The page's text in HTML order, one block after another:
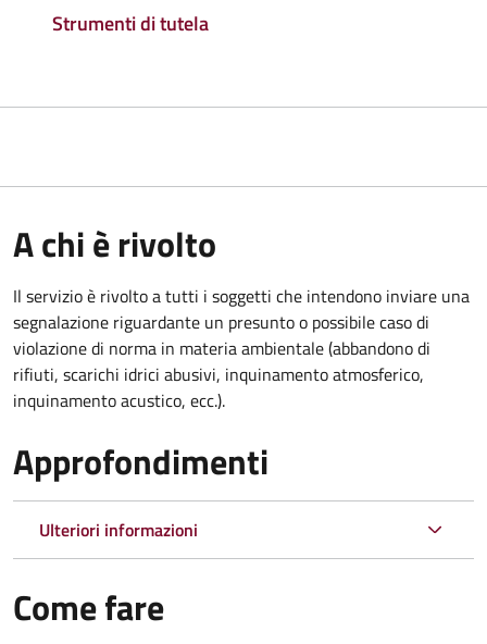
Strumenti di tutela
A chi è rivolto
Il servizio è rivolto a tutti i soggetti che intendono inviare una
segnalazione riguardante un presunto o possibile caso di
violazione di norma in materia ambientale (abbandono di
rifiuti, scarichi idrici abusivi, inquinamento atmosferico,
inquinamento acustico, ecc.).
Approfondimenti
Ulteriori informazioni
Come fare